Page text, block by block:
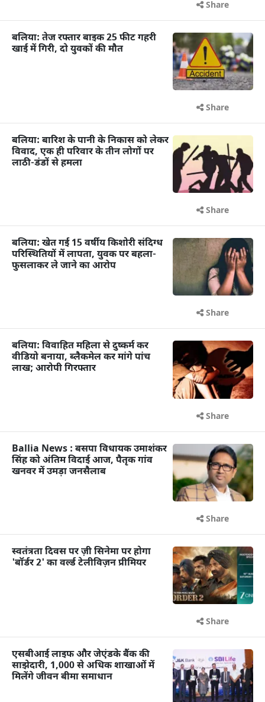
Share
बलिया: तेज रफ्तार बाइक 25 फीट गहरी
खाई में गिरी, दो युवकों की मौत
Share
बलिया: बारिश के पानी के निकास को लेकर
विवाद, एक ही परिवार के तीन लोगों पर
लाठी-डंडों से हमला
Share
बलिया: खेत गई 15 वर्षीय किशोरी संदिग्ध
परिस्थितियों में लापता, युवक पर बहला-
फुसलाकर ले जाने का आरोप
Share
बलिया: विवाहित महिला से दुष्कर्म कर
वीडियो बनाया, ब्लैकमेल कर मांगे पांच
लाख; आरोपी गिरफ्तार
Share
Ballia News : बसपा विधायक उमाशंकर
सिंह को अंतिम विदाई आज, पैतृक गांव
खनवर में उमड़ा जनसैलाब
Share
स्वतंत्रता दिवस पर ज़ी सिनेमा पर होगा
'बॉर्डर 2' का वर्ल्ड टेलीविज़न प्रीमियर
Share
एसबीआई लाइफ और जेएंडके बैंक की
साझेदारी, 1,000 से अधिक शाखाओं में
मिलेंगे जीवन बीमा समाधान